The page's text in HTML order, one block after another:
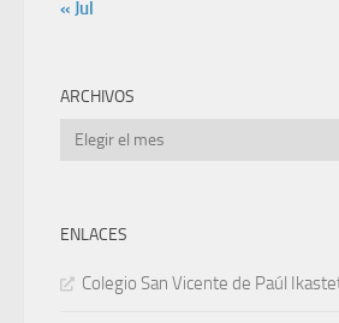
« Jul
ARCHIVOS
Archivos
ENLACES
Colegio San Vicente de Paúl